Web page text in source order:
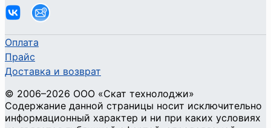
Оплата
Прайс
Доставка и возврат
© 2006–2026 ООО «Скат технолоджи»
Содержание данной страницы носит исключительно
информационный характер и ни при каких условиях